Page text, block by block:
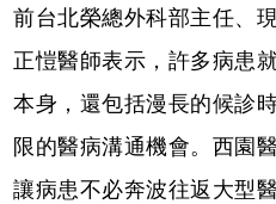
前台北榮總外科部主任、
正愷醫師表示，許多病患
本身，還包括漫長的候診
限的醫病溝通機會。西園
讓病患不必奔波往返大型